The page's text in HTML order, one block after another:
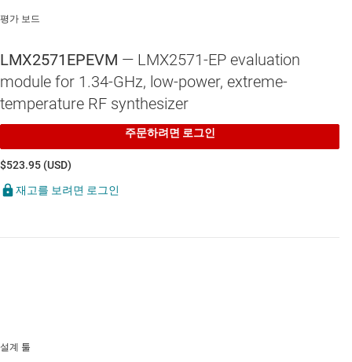
평가 보드
LMX2571EPEVM — LMX2571-EP evaluation
module for 1.34-GHz, low-power, extreme-
temperature RF synthesizer
주문하려면 로그인
$523.95 (USD)
재고를 보려면 로그인
설계 툴